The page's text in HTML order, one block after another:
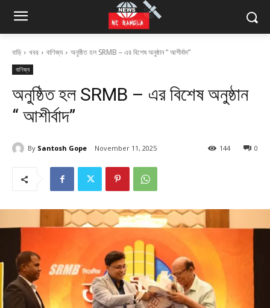
বাড়ি খবর বাণিজ্য অনুষ্ঠিত হল SRMB – এর বিশেষ অনুষ্ঠান “ আশীর্বাদ”
বাণিজ্য
অনুষ্ঠিত হল SRMB – এর বিশেষ অনুষ্ঠান
“ আশীর্বাদ”
By Santosh Gope November 11, 2025 0
144